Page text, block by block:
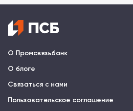
О Промсвязьбанк
О блоге
Связаться с нами
Пользовательское соглашение